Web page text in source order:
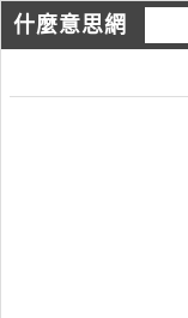
什麼意思網